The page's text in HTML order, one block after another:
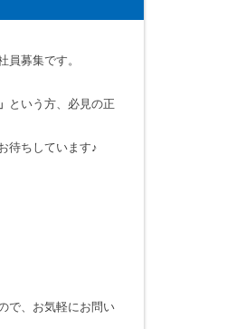
員募集です。
という方、必見の正
待ちしています♪
で、お気軽にお問い